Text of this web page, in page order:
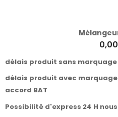
délais produit sans marquage
délais produit avec marquage
accord BAT
Possibilité d'express 24 H